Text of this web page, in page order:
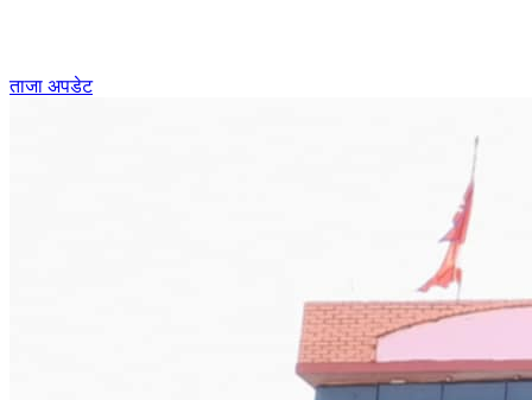
ताजा अपडेट